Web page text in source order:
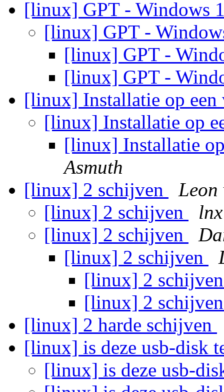
[linux] GPT - Windows
[linux] GPT -
[linux] GPT -
[linux] GPT -
[linux] Installatie op
[linux] Installatie op
[linux] Installatie
Asmuth
[linux] 2 schijven
Leon
[linux] 2 schijven
lnx
[linux] 2 schijven
[linux] 2 schijven
[linux] 2
[linux] 2
[linux] 2 harde schijven
[linux] is deze usb-disk
[linux] is deze usb-